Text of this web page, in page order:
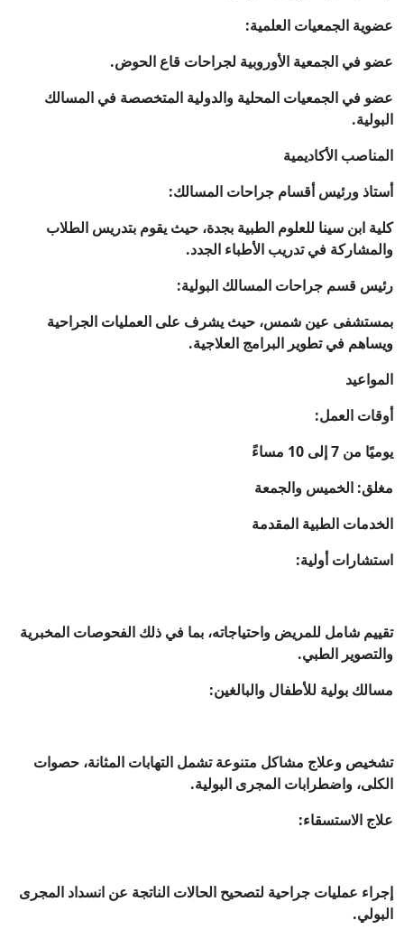
عضوية الجمعيات العلمية:
عضو في الجمعية الأوروبية لجراحات قاع الحوض.
عضو في الجمعيات المحلية والدولية المتخصصة في المسالك
البولية.
المناصب الأكاديمية
أستاذ ورئيس أقسام جراحات المسالك:
كلية ابن سينا للعلوم الطبية بجدة، حيث يقوم بتدريس الطلاب
والمشاركة في تدريب الأطباء الجدد.
رئيس قسم جراحات المسالك البولية:
بمستشفى عين شمس، حيث يشرف على العمليات الجراحية
ويساهم في تطوير البرامج العلاجية.
المواعيد
أوقات العمل:
يوميًا من 7 إلى 10 مساءً
مغلق: الخميس والجمعة
الخدمات الطبية المقدمة
استشارات أولية:
تقييم شامل للمريض واحتياجاته، بما في ذلك الفحوصات المخبرية
والتصوير الطبي.
مسالك بولية للأطفال والبالغين:
تشخيص وعلاج مشاكل متنوعة تشمل التهابات المثانة، حصوات
الكلى، واضطرابات المجرى البولية.
علاج الاستسقاء:
إجراء عمليات جراحية لتصحيح الحالات الناتجة عن انسداد المجرى
البولي.